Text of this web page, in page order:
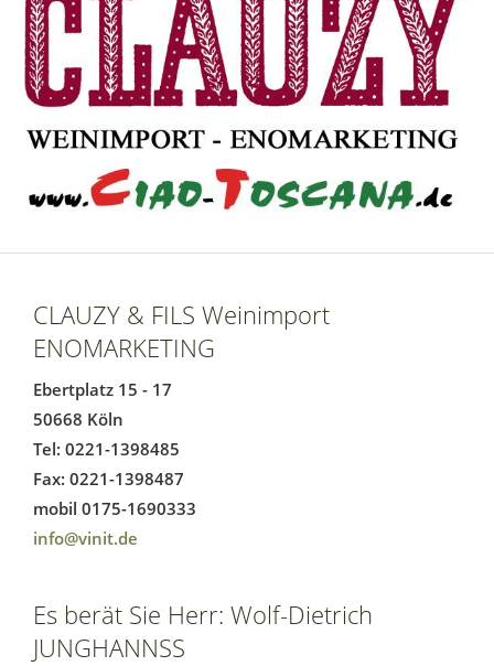
CLAUZY & FILS Weinimport
ENOMARKETING
Ebertplatz 15 - 17
50668 Köln
Tel: 0221-1398485
Fax: 0221-1398487
mobil 0175-1690333
info@vinit.de
Es berät Sie Herr: Wolf-Dietrich
JUNGHANNSS